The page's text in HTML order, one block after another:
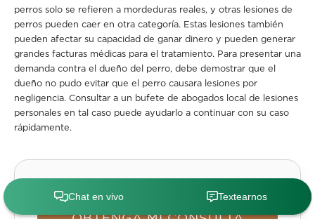
perros solo se refieren a mordeduras reales, y otras lesiones de
perros pueden caer en otra categoría. Estas lesiones también
pueden afectar su capacidad de ganar dinero y pueden generar
grandes facturas médicas para el tratamiento. Para presentar una
demanda contra el dueño del perro, debe demostrar que el
dueño no pudo evitar que el perro causara lesiones por
negligencia. Consultar a un bufete de abogados local de lesiones
personales en tal caso puede ayudarlo a continuar con su caso
rápidamente.